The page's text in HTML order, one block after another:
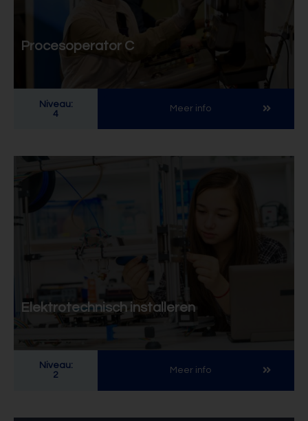
Procesoperator C
Niveau:
4
Meer info
Elektrotechnisch installeren
Niveau:
2
Meer info